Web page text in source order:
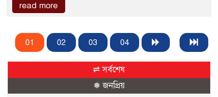
read more
01 02 03 04
⇌ সর্বশেষ
❅ জনপ্রিয়